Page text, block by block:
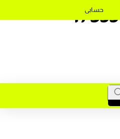
حسابى
17355